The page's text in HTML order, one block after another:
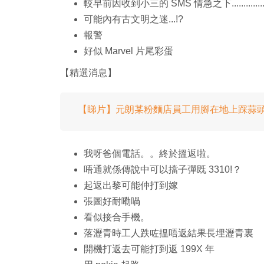
較早前因收到小三的 SMS 情急之下
可能內有古文明之迷...!?
報警
好似 Marvel 片尾彩蛋
【精選消息】
【睇片】元朗某粉麵店員工用腳在地上踩蒜
我呀爸個電話。。終於搵返啦。
唔通就係傳說中可以擋子彈既 3310!？
起返出黎可能仲打到嫁
張圖好耐嘞喎
看似接合手機。
落瀝青時工人跌咗揾唔返結果長埋瀝青裏
開機打返去可能打到返 199X 年